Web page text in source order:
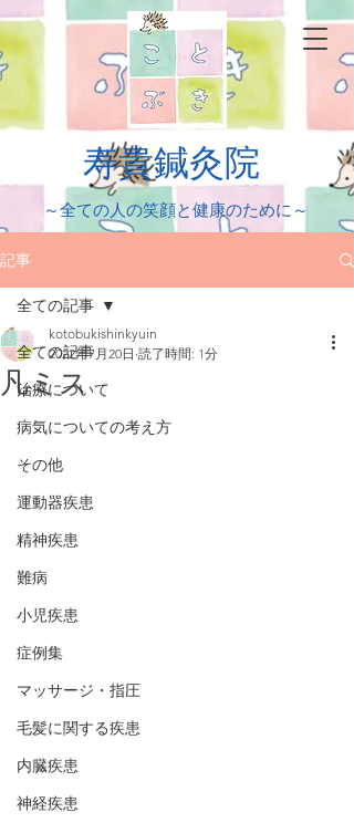
​寿貴鍼灸院
​～全ての人の笑顔と健康のために～
記事
全ての記事
治療について
病気についての考え方
その他
運動器疾患
精神疾患
難病
小児疾患
症例集
マッサージ・指圧
毛髪に関する疾患
内臓疾患
神経疾患
全ての記事
凡ミス
kotobukishinkyuin
2022年7月20日 読了時間: 1分